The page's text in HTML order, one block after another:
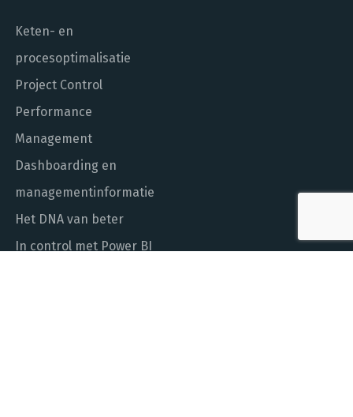
Keten- en
procesoptimalisatie
Project Control
Performance
Management
Dashboarding en
managementinformatie
Het DNA van beter
In control met Power BI